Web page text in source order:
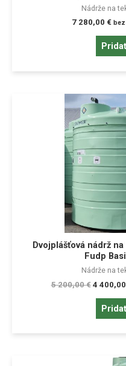
Nádrže na
7 280,00 €
Dvojplášťová nádrž na
Fudp
Nádrže na
5 200,00€ 4 400,00